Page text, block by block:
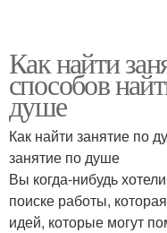
Как найти
способов
душе
Как найти занятие по
занятие по душе
Вы когда-нибудь
поиске работы,
идей, которые могут